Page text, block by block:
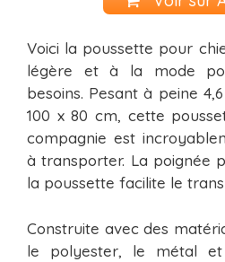
Voici la poussette pour
légère et à la mode
besoins. Pesant à peine
100 x 80 cm, cette
compagnie est
à transporter. La poignée
la poussette facilite le
Construite avec des
le polyester, le métal